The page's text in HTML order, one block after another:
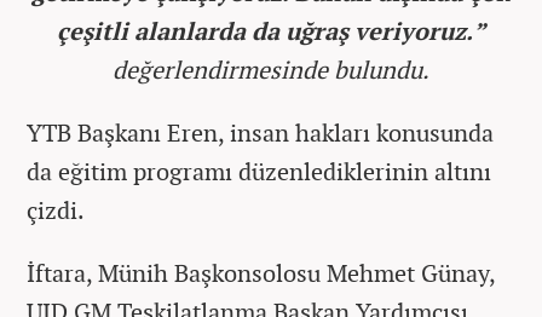
çeşitli alanlarda da uğraş veriyoruz.”
değerlendirmesinde bulundu.
YTB Başkanı Eren, insan hakları konusunda
da eğitim programı düzenlediklerinin altını
çizdi.
İftara, Münih Başkonsolosu Mehmet Günay,